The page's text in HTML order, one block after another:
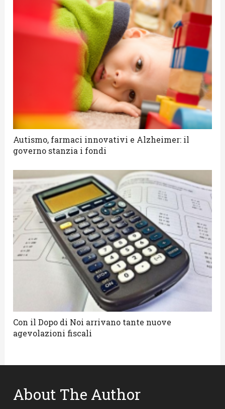
Autismo, farmaci innovativi e Alzheimer: il
governo stanzia i fondi
Con il Dopo di Noi arrivano tante nuove
agevolazioni fiscali
About The Author